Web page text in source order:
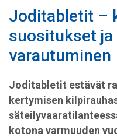
Joditabletit –
suositukset ja
varautuminen
Joditabletit estävät
kertymisen
kotona varmuuden